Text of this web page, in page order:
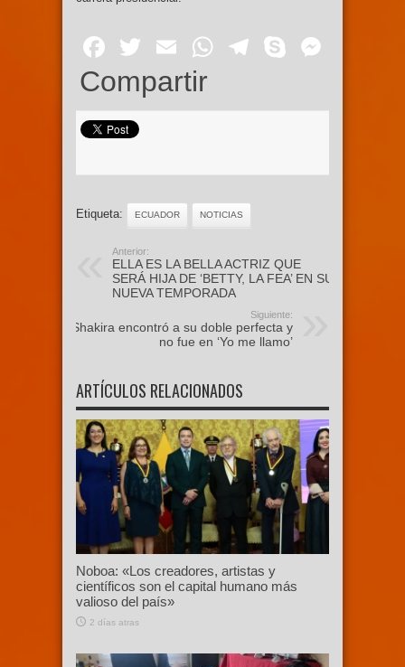
Facebook
Twitter
EmailWhatsApp
Telegram
Skype
Compartir
Etiqueta: ECUADOR NOTICIAS
Anterior:
ELLA ES LA BELLA ACTRIZ QUE
SERÁ HIJA DE ‘BETTY, LA FEA’ EN SU
NUEVA TEMPORADA
Siguiente:
Shakira encontró a su doble perfecta y
no fue en ‘Yo me llamo’
ARTÍCULOS RELACIONADOS
Noboa: «Los creadores, artistas y
científicos son el capital humano más
valioso del país»
2 días atras